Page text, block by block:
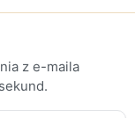
z e-maila